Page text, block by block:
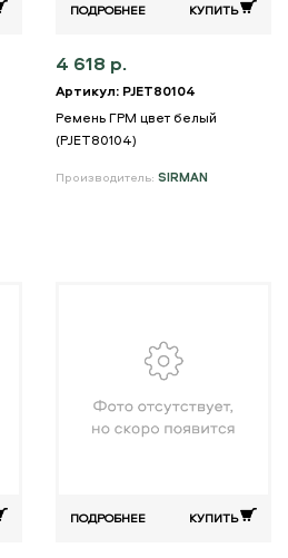
ПОДРОБНЕЕ КУПИТЬ
4 618 р.
Артикул: PJET80104
Ремень ГРМ цвет белый
(PJET80104)
Производитель: SIRMAN
ПОДРОБНЕЕ КУПИТЬ